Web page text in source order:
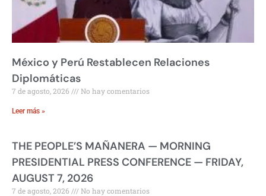
México y Perú Restablecen Relaciones
Diplomáticas
7 de agosto, 2026 No hay comentarios
Leer más »
THE PEOPLE’S MAÑANERA — MORNING
PRESIDENTIAL PRESS CONFERENCE — FRIDAY,
AUGUST 7, 2026
7 de agosto, 2026 No hay comentarios